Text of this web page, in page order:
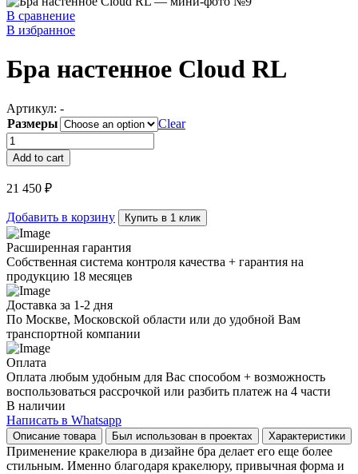
В сравнение
В избранное
Бра настенное Cloud RL
Артикул: -
Размеры
Clear
Бра
настенное
Cloud
RL
quantity
Add to cart
21 450 ₽
Добавить в корзину Купить в 1 клик
Расширенная гарантия
Собственная система контроля качества + гарантия на
продукцию 18 месяцев
Доставка за 1-2 дня
По Москве, Московской области или до удобной Вам
транспортной компании
Оплата
Оплата любым удобным для Вас способом + возможность
воспользоваться рассрочкой или разбить платеж на 4 части
В наличии
Написать в Whatsapp
Описание товара Был использован в проектах Характеристики
Применение кракелюра в дизайне бра делает его еще более
стильным. Именно благодаря кракелюру, привычная форма и